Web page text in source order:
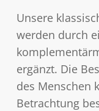
Unsere
werden durch
ergänzt. Die
des Menschen
Betrachtung